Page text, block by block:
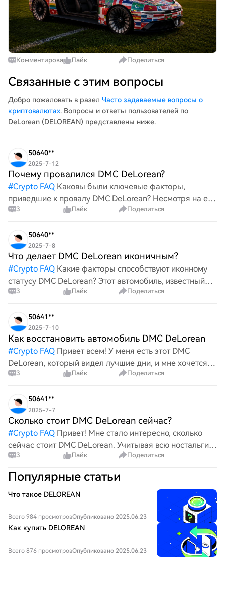
Комментировать Лайк Поделиться
Связанные с этим вопросы
Добро пожаловать в разел Часто задаваемые вопросы о
криптовалютах. Вопросы и ответы пользователей по
DeLorean (DELOREAN) представлены ниже.
50640**
2025-7-12
Почему провалился DMC DeLorean?
#Crypto FAQ Каковы были ключевые факторы,
приведшие к провалу DMC DeLorean? Несмотря на его
культовый статус и инновационный дизайн, почему
столкнулся с трудностями на рынк
3 Лайк Поделиться
50640**
2025-7-8
Что делает DMC DeLorean иконичным?
#Crypto FAQ Какие факторы способствуют иконному
статусу DMC DeLorean? Этот автомобиль, известный
своим уникальным дизайном и культурным значением,
энтузиастов. Из
3 Лайк Поделиться
50641**
2025-7-10
Как восстановить автомобиль DMC DeLorean
#Crypto FAQ Привет всем! У меня есть этот DMC
DeLorean, который видел лучшие дни, и мне хочется
вернуть его к жизни. Какие лучшие шаги или советы
запчастям, инструментам и
3 Лайк Поделиться
50641**
2025-7-7
Сколько стоит DMC DeLorean сейчас?
#Crypto FAQ Привет! Мне стало интересно, сколько
сейчас стоит DMC DeLorean. Учитывая всю ностальгию
и интерес к классическим автомобилям, мне
любопытно, сколько стоит один из этих культовых
автомобилей. Если у ко
3 Лайк Поделиться
Популярные статьи
Что такое DELOREAN
Всего 984 просмотровОпубликовано 2025.06.23
Как купить DELOREAN
Всего 876 просмотровОпубликовано 2025.06.23